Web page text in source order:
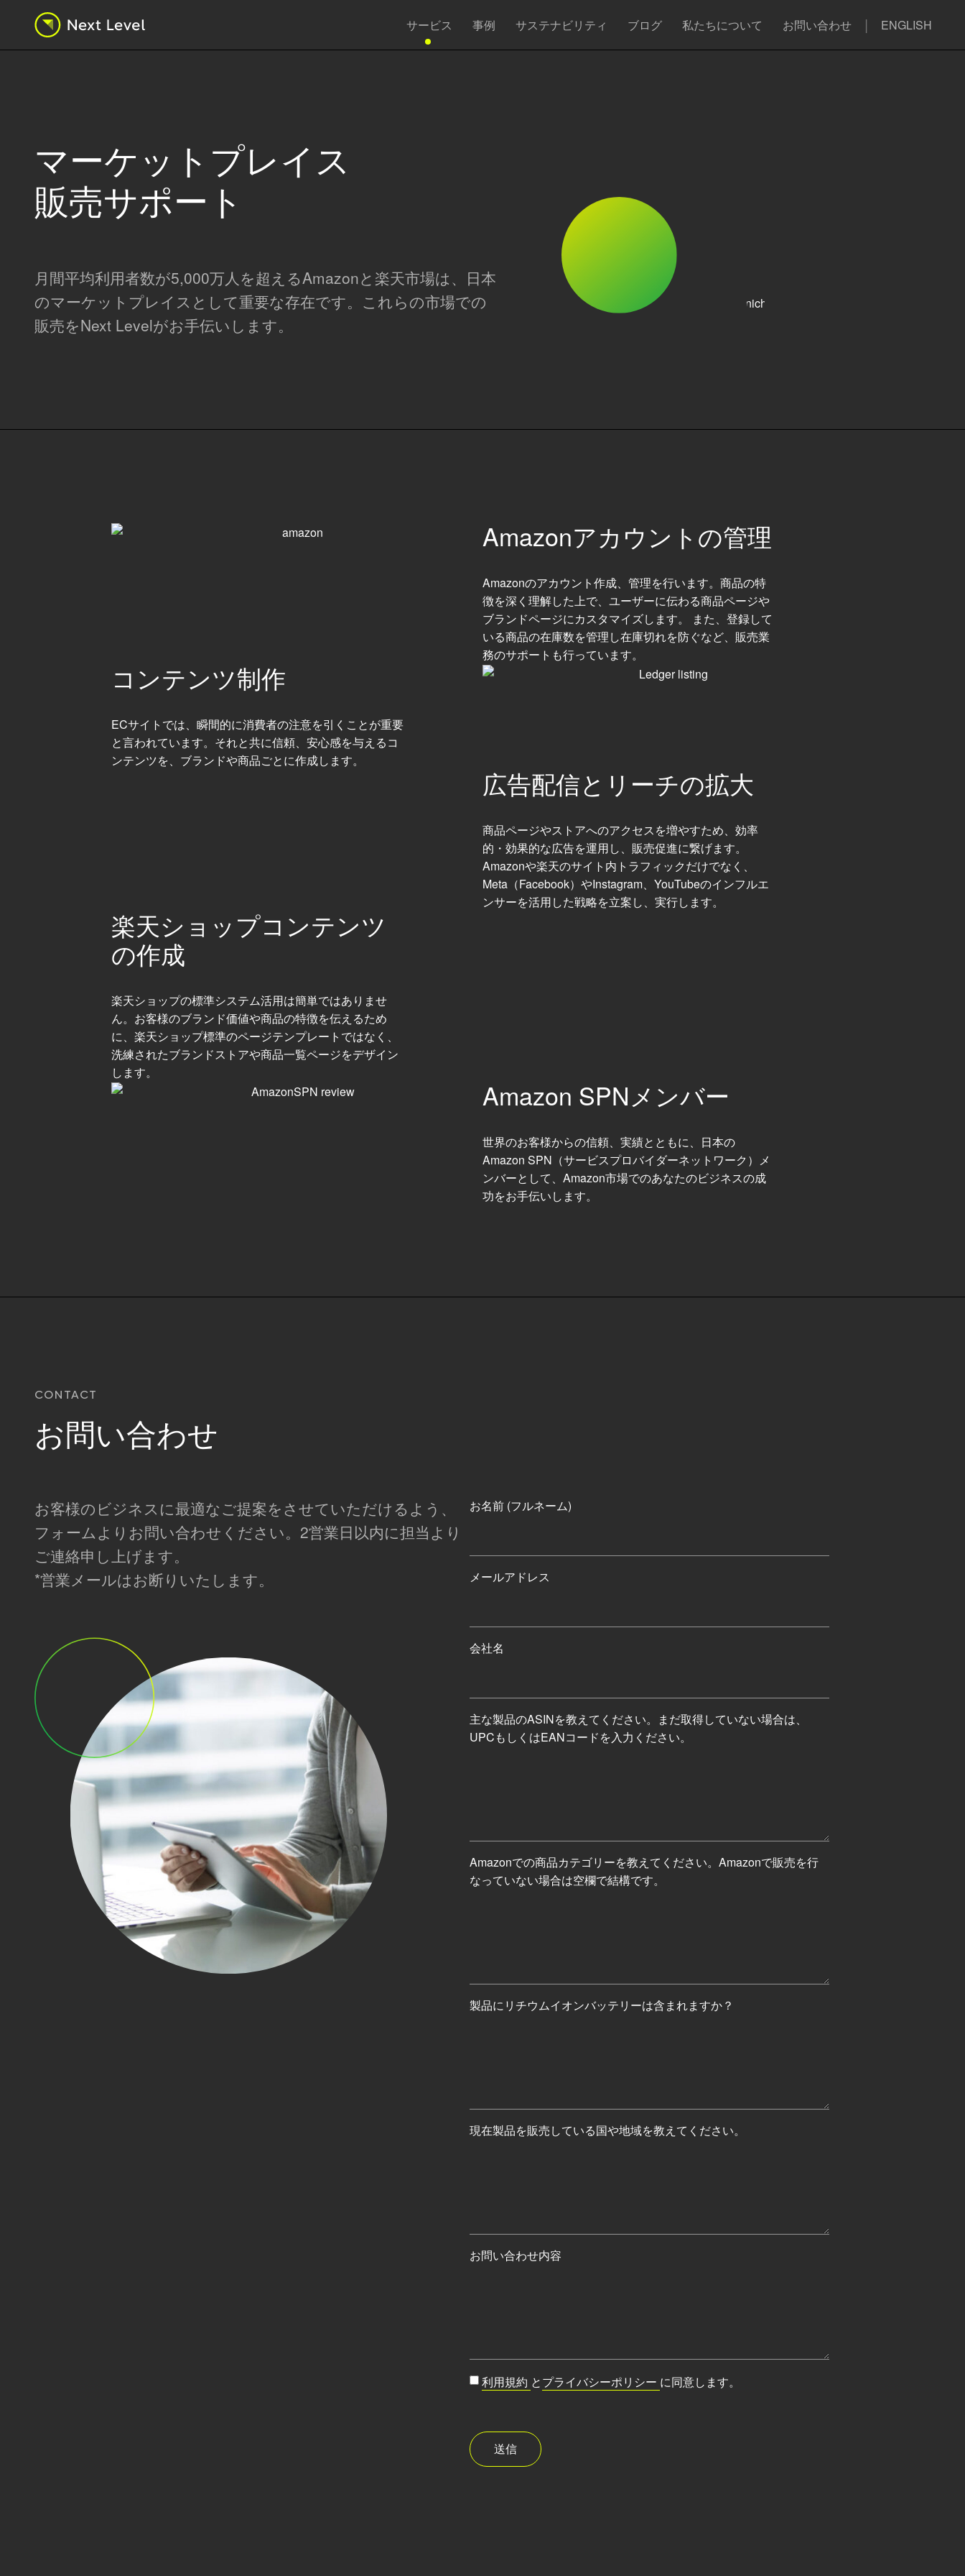
サービス 事例 サステナビリティ ブログ 私たちについて お問い合わせ ENGLISH
マーケットプレイス
販売サポート
月間平均利用者数が5,000万人を超えるAmazonと楽天市場は、日本
のマーケットプレイスとして重要な存在です。これらの市場での
販売をNext Levelがお手伝いします。
Amazonアカウントの管理
Amazonのアカウント作成、管理を行います。商品の特
徴を深く理解した上で、ユーザーに伝わる商品ページや
ブランドページにカスタマイズします。 また、登録して
いる商品の在庫数を管理し在庫切れを防ぐなど、販売業
務のサポートも行っています。
コンテンツ制作
ECサイトでは、瞬間的に消費者の注意を引くことが重要
と言われています。それと共に信頼、安心感を与えるコ
ンテンツを、ブランドや商品ごとに作成します。
広告配信とリーチの拡大
商品ページやストアへのアクセスを増やすため、効率
的・効果的な広告を運用し、販売促進に繋げます。
Amazonや楽天のサイト内トラフィックだけでなく、
Meta（Facebook）やInstagram、YouTubeのインフルエ
ンサーを活用した戦略を立案し、実行します。
楽天ショップコンテンツ
の作成
楽天ショップの標準システム活用は簡単ではありませ
ん。お客様のブランド価値や商品の特徴を伝えるため
に、楽天ショップ標準のページテンプレートではなく、
洗練されたブランドストアや商品一覧ページをデザイン
します。
Amazon SPNメンバー
世界のお客様からの信頼、実績とともに、 日本の
Amazon SPN（サービスプロバイダーネットワーク） メ
ンバーとして、Amazon市場でのあなたのビジネスの成
功をお手伝いします。
CONTACT
お問い合わせ
お客様のビジネスに最適なご提案をさせていただけるよう、
フォームよりお問い合わせください。2営業日以内に担当より
ご連絡申し上げます。
*営業メールはお断りいたします。
お名前 (フルネーム)
メールアドレス
会社名
主な製品のASINを教えてください。まだ取得していない場合は、
UPCもしくはEANコードを入力ください。
Amazonでの商品カテゴリーを教えてください。Amazonで販売を行
なっていない場合は空欄で結構です。
製品にリチウムイオンバッテリーは含まれますか？
現在製品を販売している国や地域を教えてください。
お問い合わせ内容
利用規約 とプライバシーポリシー に同意します。
送信